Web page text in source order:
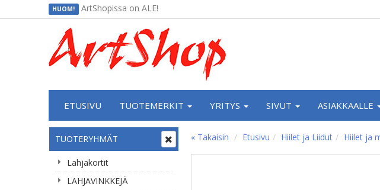
HUOM! ArtShopissa on ALE!
ETUSIVU TUOTEMERKIT YRITYS SIVUT ASIAKKAALLE
TUOTERYHMÄT
Lahjakortit
LAHJAVINKKEJÄ
« Takaisin Etusivu Hiilet ja Liidut Hiilet ja